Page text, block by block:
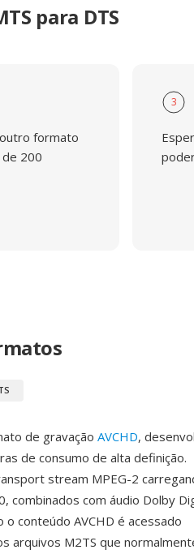
para DTS
formato
200
3
de gravação AVCHD,
de consumo de alta definição.
stream MPEG-2
combinados com áudio Dolby
o conteúdo AVCHD é acessado
arquivos M2TS que